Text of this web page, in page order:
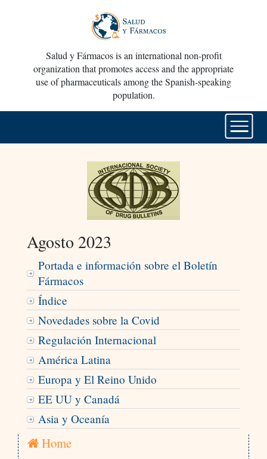
Salud y Fármacos is an international non-profit
organization that promotes access and the appropriate
use of pharmaceuticals among the Spanish-speaking
population.
Agosto 2023
Portada e información sobre el Boletín
Fármacos
Índice
Novedades sobre la Covid
Regulación Internacional
América Latina
Europa y El Reino Unido
EE UU y Canadá
Asia y Oceanía
Home